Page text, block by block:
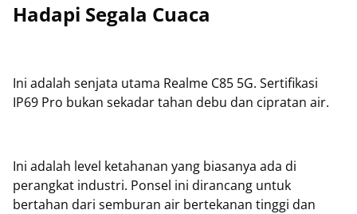
Hadapi Segala Cuaca
Ini adalah senjata utama Realme C85 5G. Sertifikasi
IP69 Pro bukan sekadar tahan debu dan cipratan air.
Ini adalah level ketahanan yang biasanya ada di
perangkat industri. Ponsel ini dirancang untuk
bertahan dari semburan air bertekanan tinggi dan